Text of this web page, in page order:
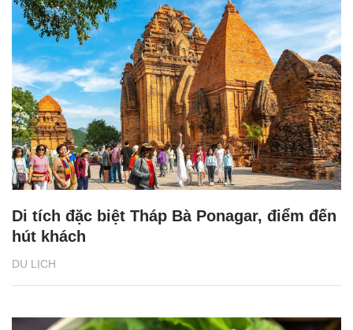
DU LỊCH
Di tích đặc biệt Tháp Bà Ponagar, điểm đến
hút khách